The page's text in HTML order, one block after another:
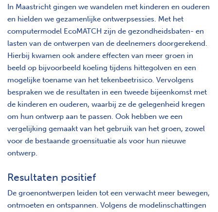
In Maastricht gingen we wandelen met kinderen en ouderen
en hielden we gezamenlijke ontwerpsessies. Met het
computermodel EcoMATCH zijn de gezondheidsbaten- en
lasten van de ontwerpen van de deelnemers doorgerekend.
Hierbij kwamen ook andere effecten van meer groen in
beeld op bijvoorbeeld koeling tijdens hittegolven en een
mogelijke toename van het tekenbeetrisico. Vervolgens
bespraken we de resultaten in een tweede bijeenkomst met
de kinderen en ouderen, waarbij ze de gelegenheid kregen
om hun ontwerp aan te passen. Ook hebben we een
vergelijking gemaakt van het gebruik van het groen, zowel
voor de bestaande groensituatie als voor hun nieuwe
ontwerp.
Resultaten positief
De groenontwerpen leiden tot een verwacht meer bewegen,
ontmoeten en ontspannen. Volgens de modelinschattingen